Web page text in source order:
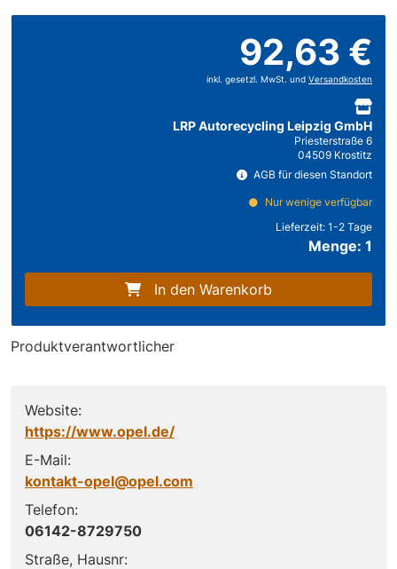
92,63 €
inkl. gesetzl. MwSt. und Versandkosten
LRP Autorecycling Leipzig GmbH
Priesterstraße 6
04509 Krostitz
AGB für diesen Standort
Nur wenige verfügbar
Lieferzeit: 1-2 Tage
Menge: 1
In den Warenkorb
Produktverantwortlicher
Website:
https://www.opel.de/
E-Mail:
kontakt-opel@opel.com
Telefon:
06142-8729750
Straße, Hausnr: